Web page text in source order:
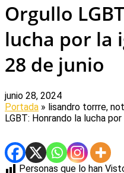
Orgullo
lucha por la
28 de junio
junio 28, 2024
Portada » lisandro torrre,
LGBT: Honrando la lucha
Personas que lo han